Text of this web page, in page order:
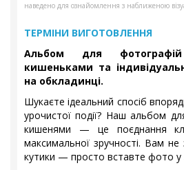
наведено для ознайомлення з наближеною
ТЕРМІНИ ВИГОТОВЛЕННЯ
Альбом для
кишеньками та
на обкладинці.
Шукаєте ідеальний спосіб
урочистої події? Наш альбом
кишенями — це поєднання
максимальної зручності. Вам
кутики — просто вставте фото у